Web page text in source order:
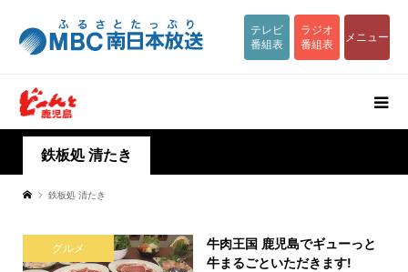
テレビ
番組表
ラジオ
番組表
メニュー
鉄板処 清たき
鉄板処 清たき
グルメ
牛肉王国 鹿児島でギューっと
牛まるごといただきます!